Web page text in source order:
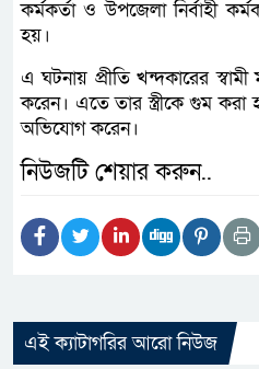
কর্মকর্তা ও উপজেলা নির্বাহী
হয়।
এ ঘটনায় প্রীতি খন্দকারের
করেন। এতে তার স্ত্রীকে গুম করা
অভিযোগ করেন।
নিউজটি শেয়ার করুন..
এই ক্যাটাগরির আরো নিউজ